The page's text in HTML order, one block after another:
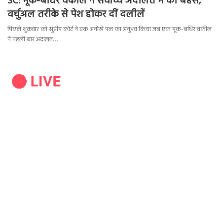
वर्चुअल तरीके से पेश होकर दीं दलीलें
पिछले शुक्रवार को सुप्रीम कोर्ट ने एक अनोखे पल का अनुभव किया जब एक मूक-बधिर वकील
ने पहली बार अदालत…